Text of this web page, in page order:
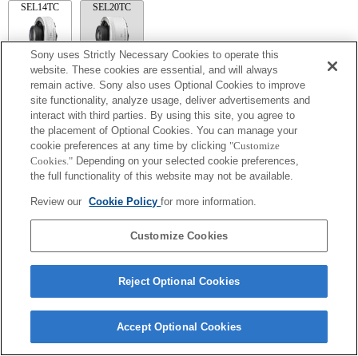
SEL14TC SEL20TC
SEL14TC
相機在設定為連續AFAF 模式時可能會發生失焦狀況。
Exif 鏡頭名稱的焦距和最大光圈會以放大倍率列出。但是，若光圈值乘以放
大倍率所得之值為 10 或更高，則光圈值將無法正確顯示。
Sony uses Strictly Necessary Cookies to operate this
website. These cookies are essential, and will always
remain active. Sony also uses Optional Cookies to improve
site functionality, analyze usage, deliver advertisements and
interact with third parties. By using this site, you agree to
the placement of Optional Cookies. You can manage your
cookie preferences at any time by clicking "Customize
Cookies." Depending on your selected cookie preferences,
the full functionality of this website may not be available.
Review our Cookie Policyfor more information.
Customize Cookies
Reject Optional Cookies
Accept Optional Cookies